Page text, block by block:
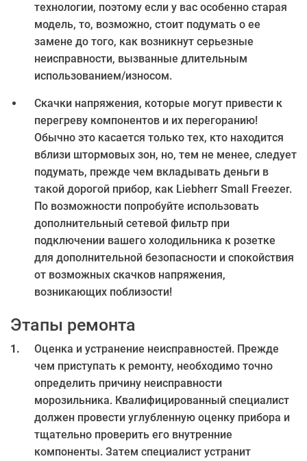
технологии, поэтому если у вас особенно старая
модель, то, возможно, стоит подумать о ее
замене до того, как возникнут серьезные
неисправности, вызванные длительным
использованием/износом.
Скачки напряжения, которые могут привести к
перегреву компонентов и их перегоранию!
Обычно это касается только тех, кто находится
вблизи штормовых зон, но, тем не менее, следует
подумать, прежде чем вкладывать деньги в
такой дорогой прибор, как Liebherr Small Freezer.
По возможности попробуйте использовать
дополнительный сетевой фильтр при
подключении вашего холодильника к розетке
для дополнительной безопасности и спокойствия
от возможных скачков напряжения,
возникающих поблизости!
Этапы ремонта
Оценка и устранение неисправностей. Прежде
чем приступать к ремонту, необходимо точно
определить причину неисправности
морозильника. Квалифицированный специалист
должен провести углубленную оценку прибора и
тщательно проверить его внутренние
компоненты. Затем специалист устранит